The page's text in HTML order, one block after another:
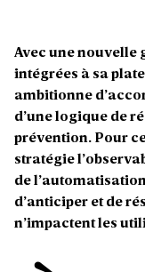
Avec une nouvelle
intégrées à sa
ambitionne
d’une logique de
prévention. Pour
stratégie
de
d’anticiper et de
n’impactent les